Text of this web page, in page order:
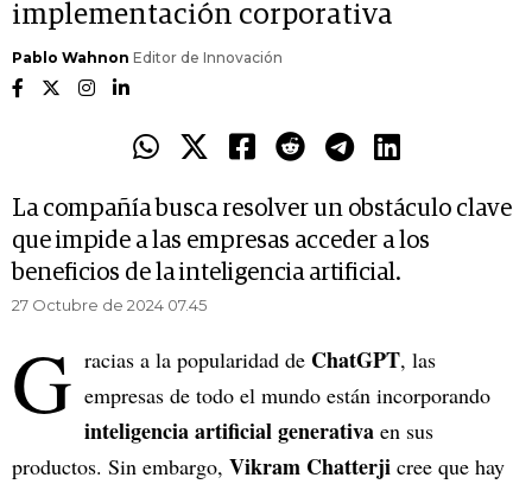
implementación corporativa
Pablo Wahnon Editor de Innovación
La compañía busca resolver un obstáculo clave
que impide a las empresas acceder a los
beneficios de la inteligencia artificial.
27 Octubre de 2024 07.45
G racias a la popularidad de ChatGPT, las
empresas de todo el mundo están incorporando
inteligencia artificial generativa en sus
productos. Sin embargo, Vikram Chatterji cree que hay